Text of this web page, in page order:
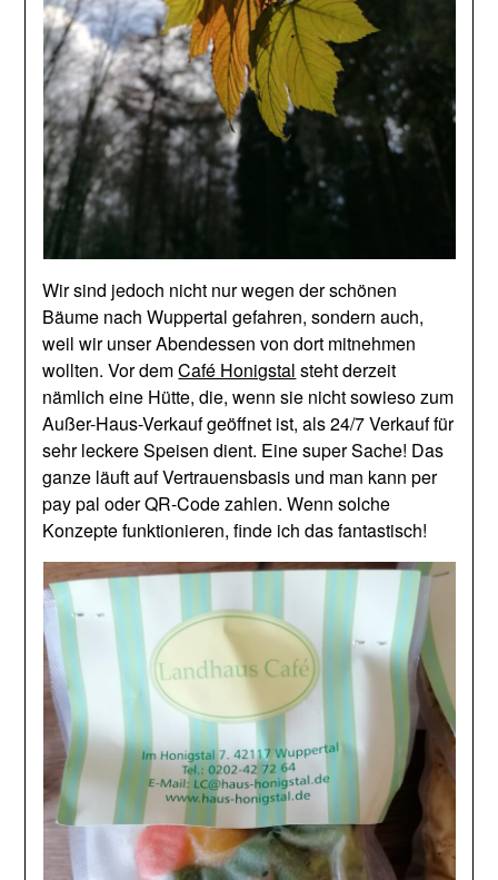
Wir sind jedoch nicht nur wegen der schönen
Bäume nach Wuppertal gefahren, sondern auch,
weil wir unser Abendessen von dort mitnehmen
wollten. Vor demCafé Honigstal steht derzeit
nämlich eine Hütte, die, wenn sie nicht sowieso zum
Außer-Haus-Verkauf geöffnet ist, als 24/7 Verkauf für
sehr leckere Speisen dient. Eine super Sache! Das
ganze läuft auf Vertrauensbasis und man kann per
pay pal oder QR-Code zahlen. Wenn solche
Konzepte funktionieren, finde ich das fantastisch!